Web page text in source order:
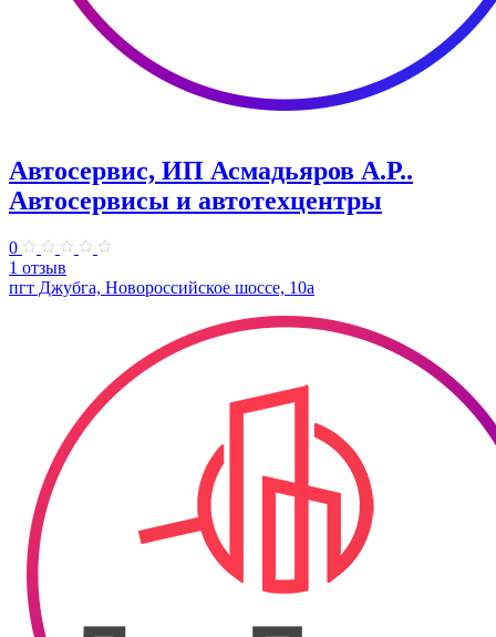
Автосервис, ИП Асмадьяров А.Р..
Автосервисы и автотехцентры
0
1 отзыв
пгт Джубга, Новороссийское шоссе, 10а